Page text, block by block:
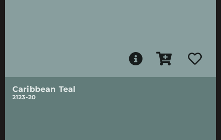
Caribbean Teal
2123-20